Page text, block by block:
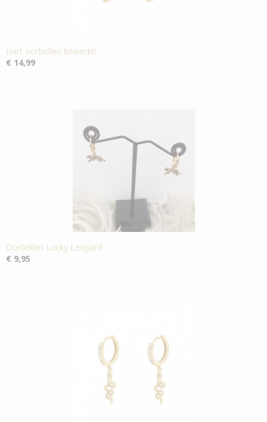
Hart oorbellen bewerkt!
€ 14,99
Oorbellen Lucky Leopard
€ 9,95